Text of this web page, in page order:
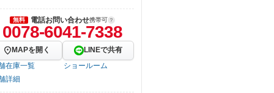
無料 電話お問い合わせ携帯可
0078-6041-7338
MAPを開く
LINEで共有
在庫一覧
ショールーム
詳細